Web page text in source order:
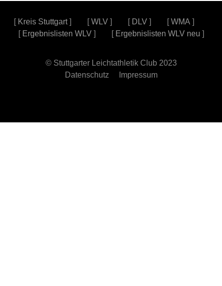
[ Kreis Stuttgart] [WLV ] [ DLV ] [WMA ]
[ Ergebnislisten WLV] [ Ergebnislisten WLV neu ]
© Stuttgarter Leichtathletik Club 2023
Datenschutz
Impressum